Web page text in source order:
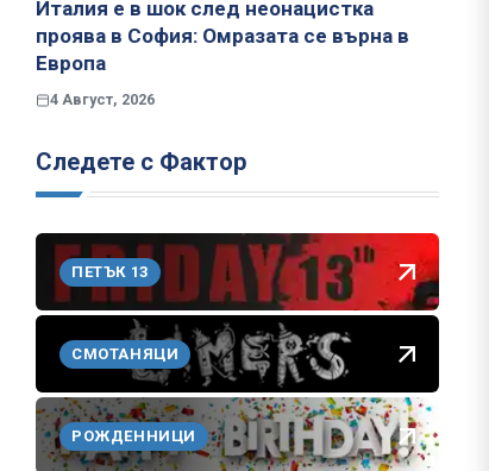
Италия е в шок след неонацистка
проява в София: Омразата се върна в
Европа
4 Август, 2026
Следете с Фактор
ПЕТЪК 13
СМОТАНЯЦИ
РОЖДЕННИЦИ